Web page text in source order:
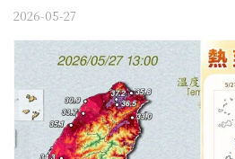
2026-05-27